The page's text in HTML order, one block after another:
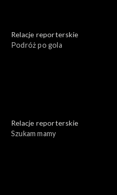
Relacje reporterskie
Podróż po gola
Relacje reporterskie
Szukam mamy